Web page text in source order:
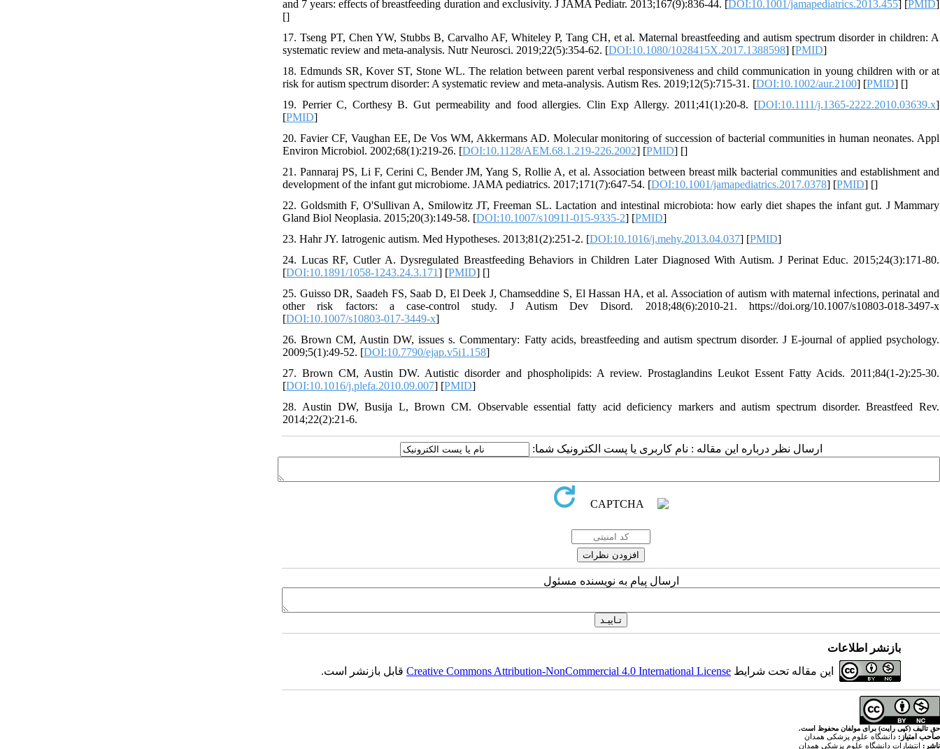
and 7 years: effects of breastfeeding duration and exclusivity. J JAMA Pediatr. 2013;167(9):836-44. [DOI:10.1001/jamapediatrics.2013.455] [PMID]
[]
17. Tseng PT, Chen YW, Stubbs B, Carvalho AF, Whiteley P, Tang CH, et al. Maternal breastfeeding and autism spectrum disorder in children: A
systematic review and meta-analysis. Nutr Neurosci. 2019;22(5):354-62. [DOI:10.1080/1028415X.2017.1388598] [PMID]
18. Edmunds SR, Kover ST, Stone WL. The relation between parent verbal responsiveness and child communication in young children with or at
risk for autism spectrum disorder: A systematic review and meta-analysis. Autism Res. 2019;12(5):715-31. [DOI:10.1002/aur.2100] [PMID] []
19. Perrier C, Corthesy B. Gut permeability and food allergies. Clin Exp Allergy. 2011;41(1):20-8. [DOI:10.1111/j.1365-2222.2010.03639.x]
[PMID]
20. Favier CF, Vaughan EE, De Vos WM, Akkermans AD. Molecular monitoring of succession of bacterial communities in human neonates. Appl
Environ Microbiol. 2002;68(1):219-26. [DOI:10.1128/AEM.68.1.219-226.2002] [PMID] []
21. Pannaraj PS, Li F, Cerini C, Bender JM, Yang S, Rollie A, et al. Association between breast milk bacterial communities and establishment and
development of the infant gut microbiome. JAMA pediatrics. 2017;171(7):647-54. [DOI:10.1001/jamapediatrics.2017.0378] [PMID] []
22. Goldsmith F, O'Sullivan A, Smilowitz JT, Freeman SL. Lactation and intestinal microbiota: how early diet shapes the infant gut. J Mammary
Gland Biol Neoplasia. 2015;20(3):149-58. [DOI:10.1007/s10911-015-9335-2] [PMID]
23. Hahr JY. Iatrogenic autism. Med Hypotheses. 2013;81(2):251-2. [DOI:10.1016/j.mehy.2013.04.037] [PMID]
24. Lucas RF, Cutler A. Dysregulated Breastfeeding Behaviors in Children Later Diagnosed With Autism. J Perinat Educ. 2015;24(3):171-80.
[DOI:10.1891/1058-1243.24.3.171] [PMID] []
25. Guisso DR, Saadeh FS, Saab D, El Deek J, Chamseddine S, El Hassan HA, et al. Association of autism with maternal infections, perinatal and
other risk factors: a case-control study. J Autism Dev Disord. 2018;48(6):2010-21. https://doi.org/10.1007/s10803-018-3497-x
[DOI:10.1007/s10803-017-3449-x]
26. Brown CM, Austin DW, issues s. Commentary: Fatty acids, breastfeeding and autism spectrum disorder. J E-journal of applied psychology.
2009;5(1):49-52. [DOI:10.7790/ejap.v5i1.158]
27. Brown CM, Austin DW. Autistic disorder and phospholipids: A review. Prostaglandins Leukot Essent Fatty Acids. 2011;84(1-2):25-30.
[DOI:10.1016/j.plefa.2010.09.007] [PMID]
28. Austin DW, Busija L, Brown CM. Observable essential fatty acid deficiency markers and autism spectrum disorder. Breastfeed Rev.
2014;22(2):21-6.
ارسال نظر درباره این مقاله : نام کاربری یا پست الکترونیک شما:
ارسال پیام به نویسنده مسئول
بازنشر اطلاعات
این مقاله تحت شرایط Creative Commons Attribution-NonCommercial 4.0 International Licenseقابل بازنشر است.
حق تالیف (کپی رایت) برای مولفان محفوظ است.
صاحب امتیاز: دانشگاه علوم پزشکی همدان
ناشر: انتشارات دانشگاه علوم پزشکی همدان